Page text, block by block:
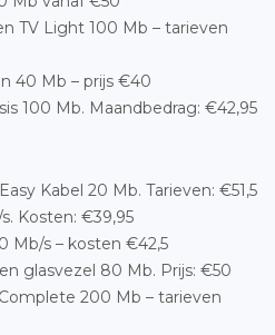
TV Light 100 Mb – tarieven
40 Mb – prijs €40
100 Mb. Maandbedrag: €42,95
Kabel 20 Mb. Tarieven: €51,5
Kosten: €39,95
Mb/s – kosten €42,5
glasvezel 80 Mb. Prijs: €50
200 Mb – tarieven